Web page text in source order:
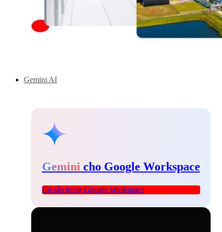
Gemini AI
Gemini cho Google Workspace
Có sẵn trong Google Workspace